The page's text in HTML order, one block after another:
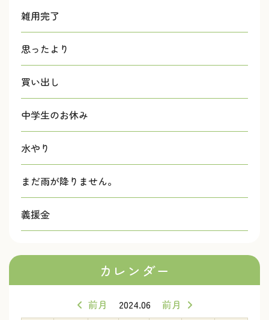
雑用完了
思ったより
買い出し
中学生のお休み
水やり
まだ雨が降りません。
義援金
カレンダー
前月 2024.06
前月